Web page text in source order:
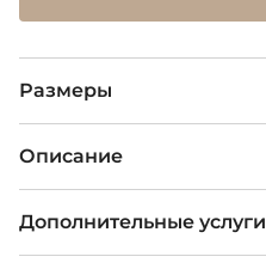
Размеры
Описание
Дополнительные услуги